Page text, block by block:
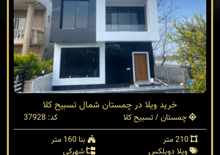
خرید ویلا در چمستان شمال تسبیح کلا
چمستان / تسبیح کلا
کد: 37928
بنا 160 متر
ویلا دوبلکس
شهرکی